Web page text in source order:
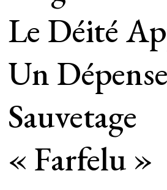
Le Déité
Un
Sauvetage
« Farfelu »